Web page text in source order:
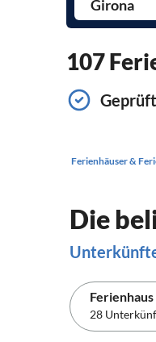
107
Ferienhäuser &
Die
Ferienhaus
28